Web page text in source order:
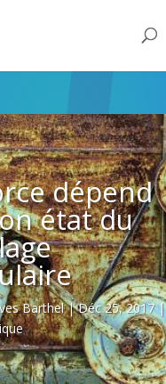
dépend
état du
Barthel|Déc 25, 2017|